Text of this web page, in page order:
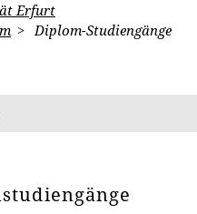
Erfurt
Diplom-Studiengänge